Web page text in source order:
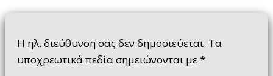
Η ηλ. διεύθυνση σας δεν δημοσιεύεται. Τα
υποχρεωτικά πεδία σημειώνονται με*